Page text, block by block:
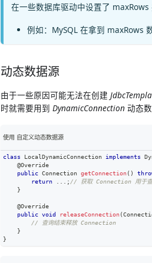
在一些数据库驱动中设置了 maxRows
例如：MySQL 在拿到 maxRows
动态数据源
由于一些原因可能无法在创建
时就需要用到 DynamicConnection动态数
使用 自定义动态数据源
class LocalDynamicConnection implements
@Override
public Connection getConnection( )
return
; // 获取 Connection 用于
}
@Override
public void releaseConnection(
// 查询结束释放 Connection
}
}